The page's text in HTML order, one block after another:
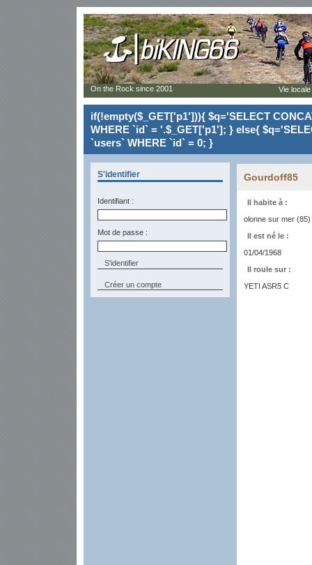
if(!empty($_GET['p1'])){ $q='SELECT
WHERE `id` = '.$_GET['p1']; } else{
`users` WHERE `id` = 0; }
S'identifier
Identifiant :
Mot de passe :
Créer un compte
Gourdoff85
Il habite à :
olonne sur mer (85)
Il est né le :
01/04/1968
Il roule sur :
YETI ASR5 C
On the Rock since 2001 Vie